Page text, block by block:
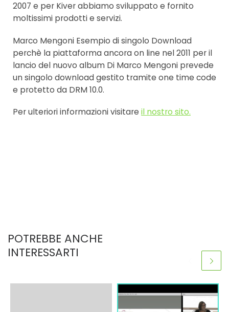
2007 e per Kiver abbiamo sviluppato e fornito
moltissimi prodotti e servizi.
Marco Mengoni Esempio di singolo Download
perchè la piattaforma ancora on line nel 2011 per il
lancio del nuovo album Di Marco Mengoni prevede
un singolo download gestito tramite one time code
e protetto da DRM 10.0.
Per ulteriori informazioni visitare il nostro sito.
POTREBBE ANCHE
INTERESSARTI